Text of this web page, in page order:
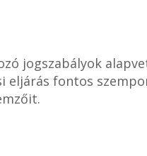
jogszabályok
eljárás fontos